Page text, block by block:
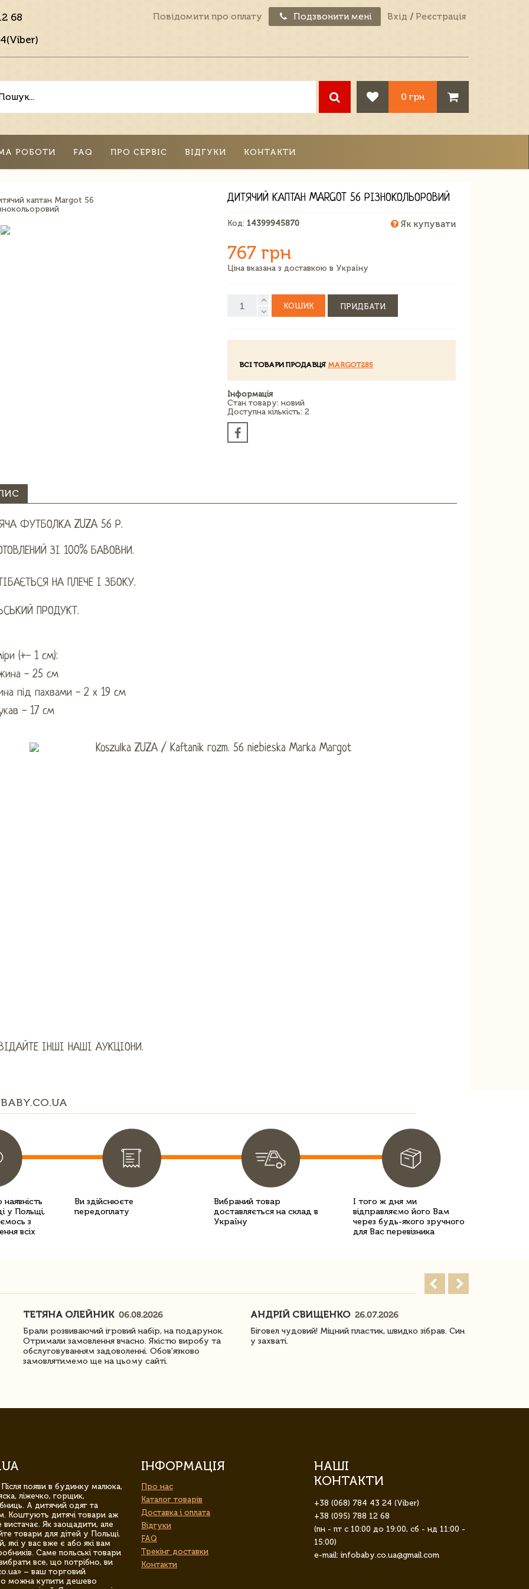
68
Повідомити про оплату Подзвонити мені Вхід / Реєстрація
0 грн
РОБОТИ FAQ ПРО СЕРВІС ВІДГУКИ КОНТАКТИ
ДИТЯЧИЙ КАПТАН MARGOT 56 РІЗНОКОЛЬОРОВИЙ
Код: 14399945870 Як купувати
767 грн
Ціна вказана з доставкою в Україну
КОШИК ПРИДБАТИ
ВСІ ТОВАРИ ПРОДАВЦЯ MARGOT285
Інформація
Стан товару: новий
Доступна кількість: 2
ФУТБОЛКА ZUZA 56 Р.
ЗІ 100% БАВОВНИ.
НА ПЛЕЧЕ І ЗБОКУ.
ПРОДУКТ.
(+- 1 см):
- 25 см
під пахвами - 2 х 19 см
- 17 см
ІНШІ НАШІ АУКЦІОНИ.
у Польщі,
з
всіх
Ви здійснюєте
передоплату
Вибраний товар
доставляється на склад в
Україну
І того ж дня ми
відправляємо його Вам
через будь-якого зручного
для Вас перевізника
ТЕТЯНА ОЛЕЙНИК 06.08.2026
Брали розвиваючий ігровий набір, на подарунок.
Отримали замовлення вчасно. Якістю виробу та
обслуговуванням задоволенні. Обов'язково
замовлятимемо ще на цьому сайті.
АНДРІЙ СВИЩЕНКО 26.07.2026
Біговел чудовий! Міцний пластик, швидко зібрав. Син
у захваті.
появи в будинку малюка,
ліжечко, горщик,
А дитячий одяг та
Коштують дитячі товари аж
Як заощадити, але
товари для дітей у Польщі.
у вас вже є або які вам
Саме польські товари
все, що потрібно, ви
– ваш торговий
можна купити дешево
ІНФОРМАЦІЯ
Про нас
Каталог товарів
Доставка і оплата
Відгуки
FAQ
Трекінг доставки
Контакти
НАШІ
КОНТАКТИ
+38 (068) 784 43 24 (Viber)
+38 (095) 788 12 68
(пн - пт с 10:00 до 19:00, сб - нд 11:00 -
15:00)
e-mail: infobaby.co.ua@gmail.com